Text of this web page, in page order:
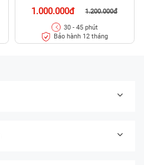
1.000.000đ 1.200.000đ
30 - 45 phút
Bảo hành 12 tháng